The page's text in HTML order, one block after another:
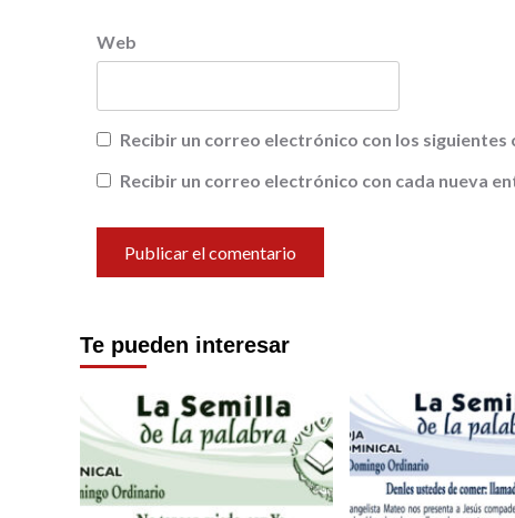
Web
Recibir un correo electrónico con los siguientes
Recibir un correo electrónico con cada nueva
Te pueden interesar